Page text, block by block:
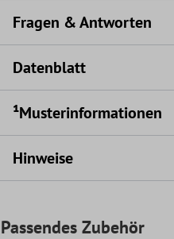
Fragen & Antworten
Datenblatt
¹Musterinformationen
Hinweise
Passendes Zubehör